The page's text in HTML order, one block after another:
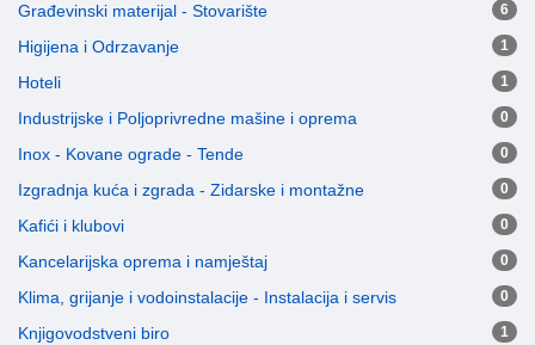
Građevinski materijal - Stovarište 6
Higijena i Odrzavanje 1
Hoteli 1
Industrijske i Poljoprivredne mašine i oprema 0
Inox - Kovane ograde - Tende 0
Izgradnja kuća i zgrada - Zidarske i montažne 0
Kafići i klubovi 0
Kancelarijska oprema i namještaj 0
Klima, grijanje i vodoinstalacije - Instalacija i servis 0
Knjigovodstveni biro 1